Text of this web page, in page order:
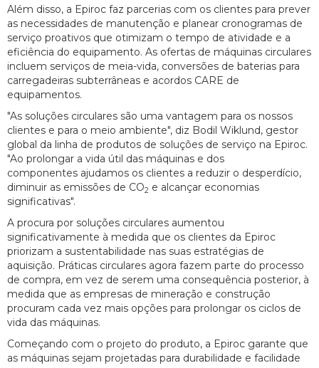
Além disso, a Epiroc faz parcerias com os clientes para prever
as necessidades de manutenção e planear cronogramas de
serviço proativos que otimizam o tempo de atividade e a
eficiência do equipamento. As ofertas de máquinas circulares
incluem serviços de meia-vida, conversões de baterias para
carregadeiras subterrâneas e acordos CARE de
equipamentos.
"As soluções circulares são uma vantagem para os nossos
clientes e para o meio ambiente", diz Bodil Wiklund, gestor
global da linha de produtos de soluções de serviço na Epiroc.
"Ao prolongar a vida útil das máquinas e dos
componentes ajudamos os clientes a reduzir o desperdício,
diminuir as emissões de CO2 e alcançar economias
significativas".
A procura por soluções circulares aumentou
significativamente à medida que os clientes da Epiroc
priorizam a sustentabilidade nas suas estratégias de
aquisição. Práticas circulares agora fazem parte do processo
de compra, em vez de serem uma consequência posterior, à
medida que as empresas de mineração e construção
procuram cada vez mais opções para prolongar os ciclos de
vida das máquinas.
Começando com o projeto do produto, a Epiroc garante que
as máquinas sejam projetadas para durabilidade e facilidade